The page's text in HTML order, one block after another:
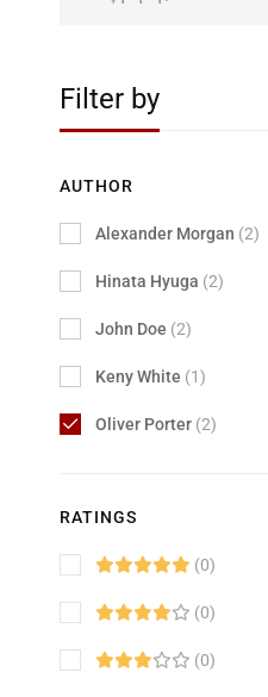
Filter by
AUTHOR
Alexander Morgan (2)
Hinata Hyuga (2)
John Doe (2)
Keny White (1)
Oliver Porter (2)
RATINGS
(0)
(0)
(0)